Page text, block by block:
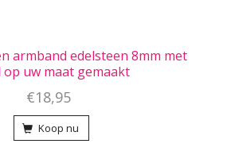
armband edelsteen 8mm met
op uw maat gemaakt
€18,95
Koop nu